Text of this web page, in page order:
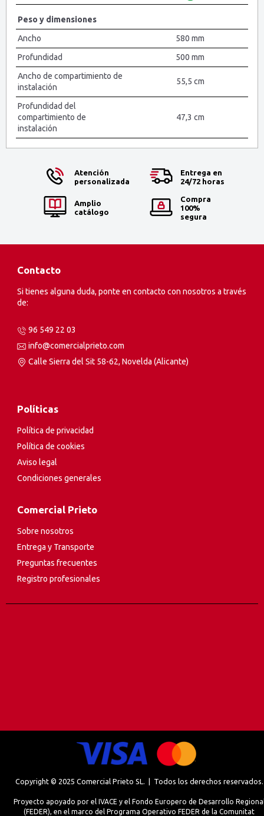
Peso y dimensiones
Ancho
580 mm
Profundidad
500 mm
Ancho de compartimiento de
instalación
55,5 cm
Profundidad del
compartimiento de
instalación
47,3 cm
Atención
personalizada
Entrega en
24/72 horas
Amplio
catálogo
Compra
100%
segura
Contacto
Si tienes alguna duda, ponte en contacto con nosotros a través
de:
96 549 22 03
info@comercialprieto.com
Calle Sierra del Sit 58-62, Novelda (Alicante)
Políticas
Política de privacidad
Política de cookies
Aviso legal
Condiciones generales
Comercial Prieto
Sobre nosotros
Entrega y Transporte
Preguntas frecuentes
Registro profesionales
Copyright © 2025 Comercial Prieto SL. | Todos los derechos reservados.
Proyecto apoyado por el IVACE y el Fondo Europero de Desarrollo
(FEDER), en el marco del Programa Operativo FEDER de la Comunitat